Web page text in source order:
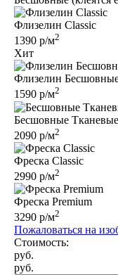
Флизелин Classic
1390 р/м2
Хит
Флизелин
1590 р/м2
Бесшовные Tканевые
2090 р/м2
Фреска Classic
2990 р/м2
Фреска Premium
3290 р/м2
Пожаловаться на
Стоимость:
руб.
руб.